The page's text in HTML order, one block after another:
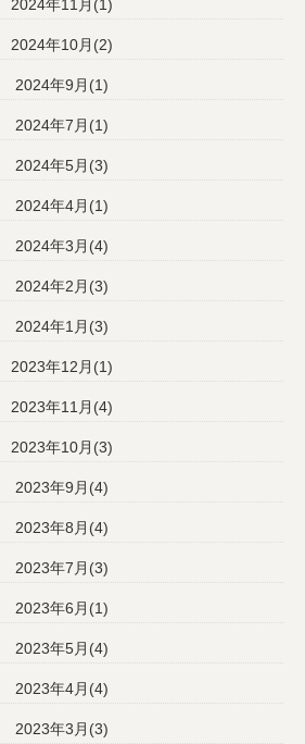
2024年11月(1)
2024年10月(2)
2024年9月(1)
2024年7月(1)
2024年5月(3)
2024年4月(1)
2024年3月(4)
2024年2月(3)
2024年1月(3)
2023年12月(1)
2023年11月(4)
2023年10月(3)
2023年9月(4)
2023年8月(4)
2023年7月(3)
2023年6月(1)
2023年5月(4)
2023年4月(4)
2023年3月(3)